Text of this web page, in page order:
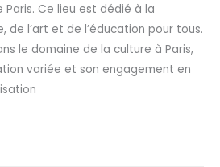
Ce lieu est dédié à la
de l’art et de l’éducation pour tous.
le domaine de la culture à Paris,
variée et son engagement en